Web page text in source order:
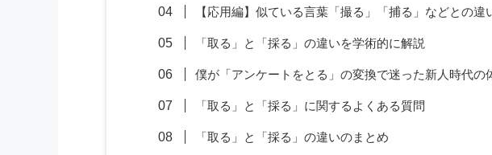
【応用編】似ている言葉「撮る」「捕る」などとの違
「取る」と「採る」の違いを学術的に解説
僕が「アンケートをとる」の変換で迷った新人時代の
「取る」と「採る」に関するよくある質問
「取る」と「採る」の違いのまとめ